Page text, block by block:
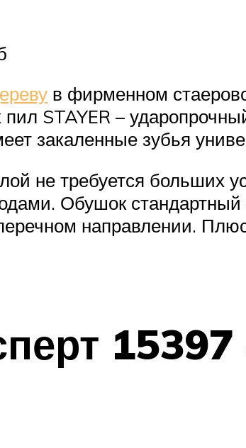
в фирменном
пил STAYER –
закаленные зубья
не требуется больших
Обушок
направлении.